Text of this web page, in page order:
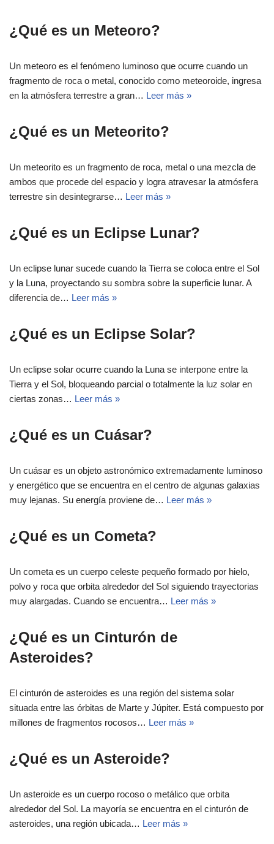
¿Qué es un Meteoro?
Un meteoro es el fenómeno luminoso que ocurre cuando un
fragmento de roca o metal, conocido como meteoroide, ingresa
en la atmósfera terrestre a gran… Leer más »
¿Qué es un Meteorito?
Un meteorito es un fragmento de roca, metal o una mezcla de
ambos que procede del espacio y logra atravesar la atmósfera
terrestre sin desintegrarse… Leer más »
¿Qué es un Eclipse Lunar?
Un eclipse lunar sucede cuando la Tierra se coloca entre el Sol
y la Luna, proyectando su sombra sobre la superficie lunar. A
diferencia de… Leer más »
¿Qué es un Eclipse Solar?
Un eclipse solar ocurre cuando la Luna se interpone entre la
Tierra y el Sol, bloqueando parcial o totalmente la luz solar en
ciertas zonas… Leer más »
¿Qué es un Cuásar?
Un cuásar es un objeto astronómico extremadamente luminoso
y energético que se encuentra en el centro de algunas galaxias
muy lejanas. Su energía proviene de… Leer más »
¿Qué es un Cometa?
Un cometa es un cuerpo celeste pequeño formado por hielo,
polvo y roca que orbita alrededor del Sol siguiendo trayectorias
muy alargadas. Cuando se encuentra… Leer más »
¿Qué es un Cinturón de
Asteroides?
El cinturón de asteroides es una región del sistema solar
situada entre las órbitas de Marte y Júpiter. Está compuesto por
millones de fragmentos rocosos… Leer más »
¿Qué es un Asteroide?
Un asteroide es un cuerpo rocoso o metálico que orbita
alrededor del Sol. La mayoría se encuentra en el cinturón de
asteroides, una región ubicada… Leer más »